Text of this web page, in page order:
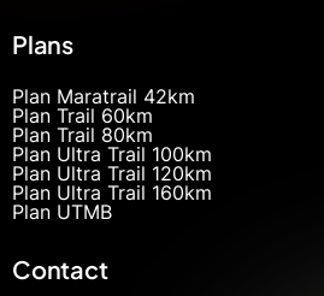
Plans
Plan Maratrail 42km
Plan Trail 60km
Plan Trail 80km
Plan Ultra Trail 100km
Plan Ultra Trail 120km
Plan Ultra Trail 160km
Plan UTMB
Contact